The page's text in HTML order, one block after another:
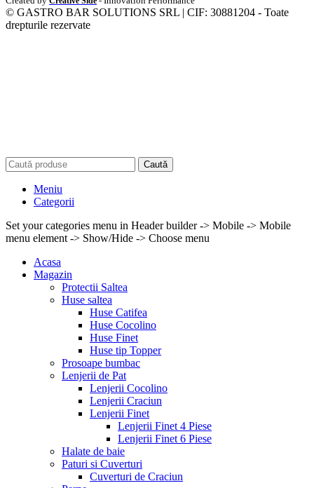
© GASTRO BAR SOLUTIONS SRL | CIF: 30881204 - Toate
drepturile rezervate
Caută
Meniu
Categorii
Set your categories menu in Header builder -> Mobile -> Mobile
menu element -> Show/Hide -> Choose menu
Acasa
Magazin
Protectii Saltea
Huse saltea
Huse Catifea
Huse Cocolino
Huse Finet
Huse tip Topper
Prosoape bumbac
Lenjerii de Pat
Lenjerii Cocolino
Lenjerii Craciun
Lenjerii Finet
Lenjerii Finet 4 Piese
Lenjerii Finet 6 Piese
Halate de baie
Paturi si Cuverturi
Cuverturi de Craciun